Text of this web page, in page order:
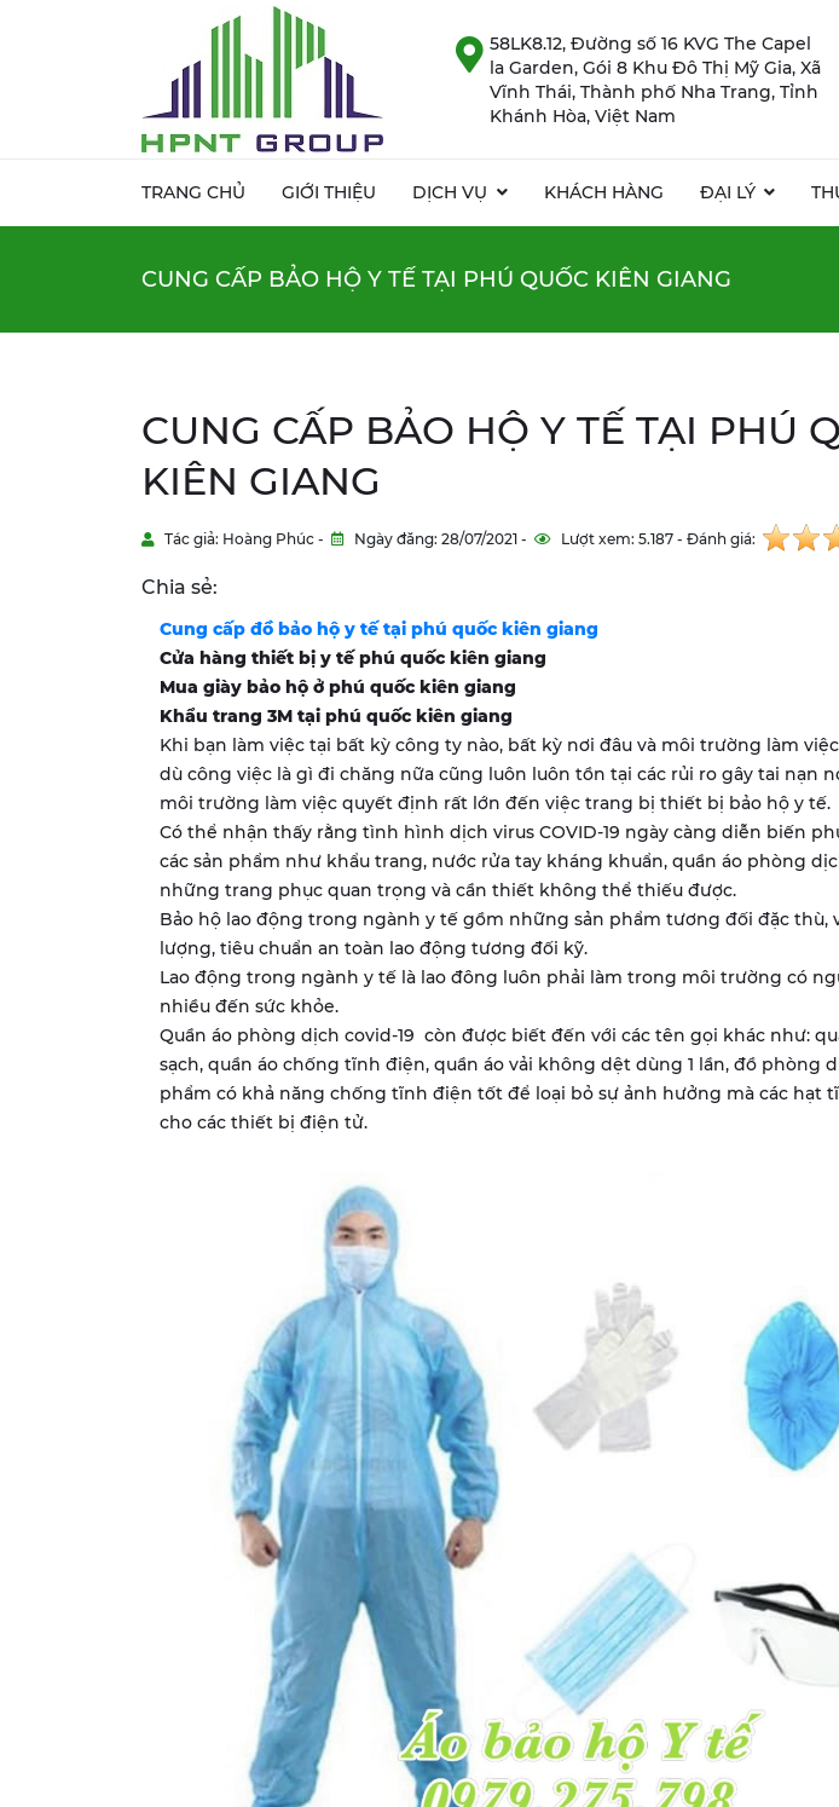
TRANG CHỦ GIỚI THIỆU DỊCH VỤ KHÁCH HÀNG ĐẠI LÝ
58LK8.12, Đường số 16 KVG The Capel
la Garden, Gói 8 Khu Đô Thị Mỹ Gia, Xã
Vĩnh Thái, Thành phố Nha Trang, Tỉnh
Khánh Hòa, Việt Nam
CUNG CẤP BẢO HỘ Y TẾ TẠI PHÚ QUỐC KIÊN GIANG
CUNG CẤP BẢO HỘ Y TẾ TẠI PHÚ
KIÊN GIANG
Tác giả: Hoàng Phúc - Ngày đăng: 28/07/2021 - Lượt xem: 5.187 - Đánh giá:
Chia sẻ:
Cung cấp đồ bảo hộ y tế tại phú quốc kiên giang
Cửa hàng thiết bị y tế phú quốc kiên giang
Mua giày bảo hộ ở phú quốc kiên giang
Khẩu trang 3M tại phú quốc kiên giang
Khi bạn làm việc tại bất kỳ công ty nào, bất kỳ nơi đâu và môi trường làm
dù công việc là gì đi chăng nữa cũng luôn luôn tồn tại các rủi ro gây tai nạn
môi trường làm việc quyết định rất lớn đến việc trang bị thiết bị bảo hộ y tế.
​Có thể nhận thấy rằng tình hình dịch virus COVID-19 ngày càng diễn biến
các sản phẩm như khẩu trang, nước rửa tay kháng khuẩn, quần áo phòng
những trang phục quan trọng và cần thiết không thể thiếu được.
Bảo hộ lao động trong ngành y tế gồm những sản phẩm tương đối đặc thù,
lượng, tiêu chuẩn an toàn lao động tương đối kỹ.
Lao động trong ngành y tế là lao đông luôn phải làm trong môi trường có
nhiều đến sức khỏe.
​Quần áo phòng dịch covid-19 còn được biết đến với các tên gọi khác như:
sạch, quần áo chống tĩnh điện, quần áo vải không dệt dùng 1 lần, đồ phòng
phẩm có khả năng chống tĩnh điện tốt để loại bỏ sự ảnh hưởng mà các hạt
cho các thiết bị điện tử.